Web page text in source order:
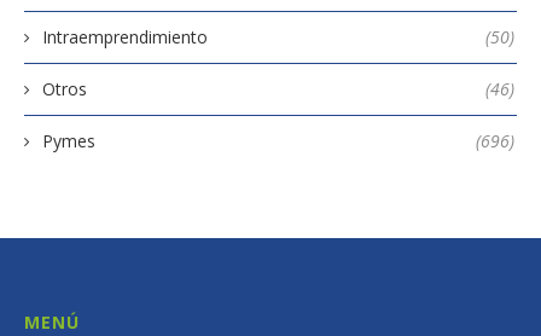
Intraemprendimiento (50)
Otros (46)
Pymes (696)
MENÚ